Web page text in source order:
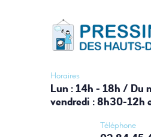
Horaires
Lun : 14h - 18h / Du
vendredi : 8h30-12h
Téléphone
PRESSING
Votre laverie du
PRESSING
LAVERIE
AUTOMATIQUE
BOUTIQUE